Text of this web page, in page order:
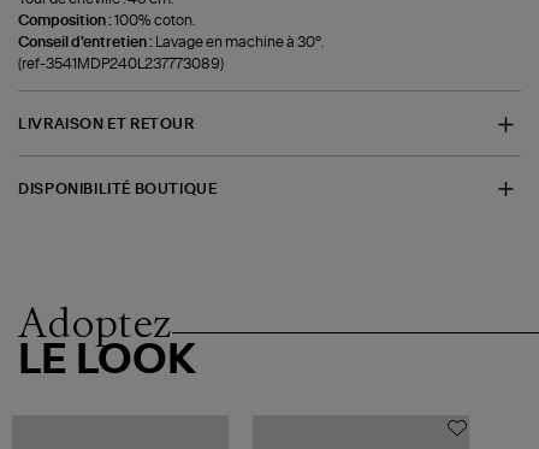
Composition :100% coton.
Conseil d'entretien : Lavage en machine à 30°.
(ref-3541MDP240L237773089)
LIVRAISON ET RETOUR
DISPONIBILITÉ BOUTIQUE
Adoptez
LE LOOK